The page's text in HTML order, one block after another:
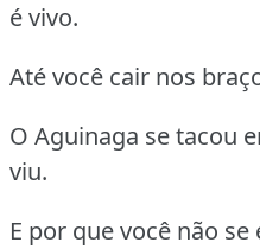
é vivo.
Até você cair nos
O Aguinaga se tacou
viu.
E por que você não se